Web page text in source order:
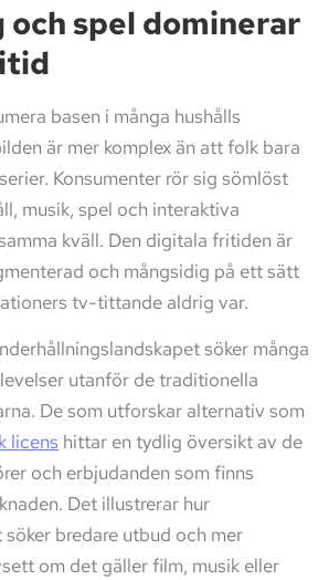
spel dominerar
basen i många hushålls
är mer komplex än att folk bara
Konsumenter rör sig sömlöst
musik, spel och interaktiva
kväll. Den digitala fritiden är
och mångsidig på ett sätt
tv-tittande aldrig var.
söker många
utanför de traditionella
De som utforskar alternativ som
licens hittar en tydlig översikt av de
och erbjudanden som finns
Det illustrerar hur
bredare utbud och mer
om det gäller film, musik eller